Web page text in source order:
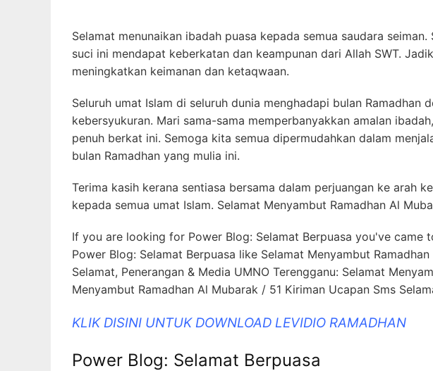
Selamat menunaikan ibadah puasa kepada semua saudara
suci ini mendapat keberkatan dan keampunan dari Allah SWT.
meningkatkan keimanan dan ketaqwaan.
Seluruh umat Islam di seluruh dunia menghadapi bulan Ramadhan
kebersyukuran. Mari sama-sama memperbanyakkan amalan
penuh berkat ini. Semoga kita semua dipermudahkan dalam
bulan Ramadhan yang mulia ini.
Terima kasih kerana sentiasa bersama dalam perjuangan ke arah
kepada semua umat Islam. Selamat Menyambut Ramadhan Al
If you are looking for Power Blog: Selamat Berpuasa you've came
Power Blog: Selamat Berpuasa like Selamat Menyambut
Selamat, Penerangan & Media UMNO Terengganu: Selamat
Menyambut Ramadhan Al Mubarak / 51 Kiriman Ucapan Sms
KLIK DISINI UNTUK DOWNLOAD LEVIDIO RAMADHAN
Power Blog: Selamat Berpuasa